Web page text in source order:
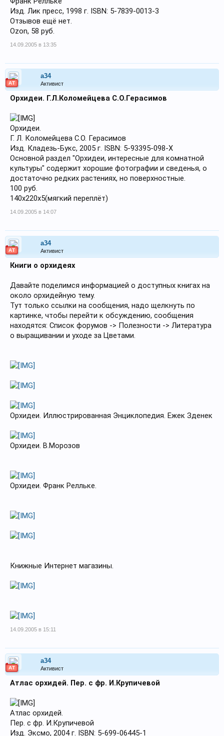
Изд. Лик пресс, 1998 г. ISBN: 5-7839-0013-3
Отзывов ещё нет.
Ozon, 58 руб.
14.09.2005 в 13:35
АТ
a34
Активист
Орхидеи. Г.Л.Коломейцева С.О.Герасимов
Орхидеи.
Г. Л. Коломейцева С.О. Герасимов
Изд. Кладезь-Букс, 2005 г. ISBN: 5-93395-098-X
Основной раздел "Орхидеи, интересные для комнатной
культуры" содержит хорошие фотографии и сведенья, о
достаточно редких растениях, но поверхностные.
100 руб.
140х220х5(мягкий переплёт)
14.09.2005 в 14:07
АТ
a34
Активист
Книги о орхидеях
Давайте поделимся информацией о доступных книгах на
около орхидейную тему.
Тут только ссылки на сообщения, надо щелкнуть по
картинке, чтобы перейти к обсуждению, сообщения
находятся: Список форумов -> Полезности -> Литература
о выращивании и уходе за Цветами.
Орхидеи. Иллюстрированная Энциклопедия. Ежек Зденек
Орхидеи. В.Морозов
Орхидеи. Франк Релльке.
Книжные Интернет магазины.
14.09.2005 в 15:11
АТ
a34
Активист
Атлас орхидей. Пер. с фр. И.Крупичевой
Атлас орхидей.
Пер. с фр. И.Крупичевой
Изд. Эксмо, 2004 г. ISBN: 5-699-06445-1